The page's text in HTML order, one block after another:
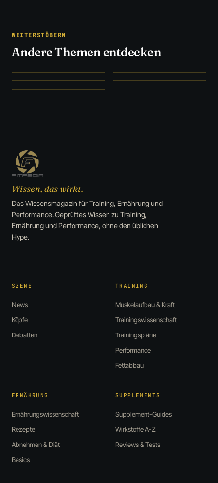
WEITERSTÖBERN
Andere Themen entdecken
SZENE UNFILTERED
Szene →
STUDIEN STATT HYPE
Ernährung
Supplements → Medizin →
Deals →
Wissen, das wirkt.
Das Wissensmagazin für Training, Ernährung und
Performance. Geprüftes Wissen zu Training,
Ernährung und Performance, ohne den üblichen
Hype.
SZENE
News
Köpfe
Debatten
TRAINING
Muskelaufbau & Kraft
Trainingswissenschaft
Trainingspläne
Performance
Fettabbau
ERNÄHRUNG
Ernährungswissenschaft
Rezepte
Abnehmen & Diät
Basics
SUPPLEMENTS
Supplement-Guides
Wirkstoffe A-Z
Reviews & Tests